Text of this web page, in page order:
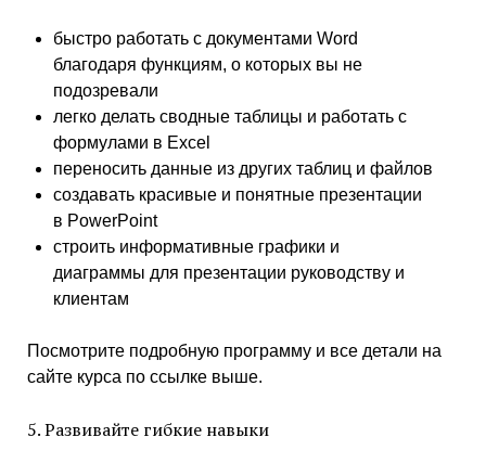
быстро работать с документами Word
благодаря функциям, о которых вы не
подозревали
легко делать сводные таблицы и работать с
формулами в Excel
переносить данные из других таблиц и файлов
создавать красивые и понятные презентации
в PowerPoint
строить информативные графики и
диаграммы для презентации руководству и
клиентам
Посмотрите подробную программу и все детали на
сайте курса по ссылке выше.
5. Развивайте гибкие навыки